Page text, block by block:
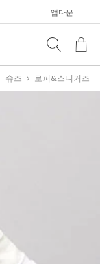
앱다운
슈즈 로퍼&스니커즈